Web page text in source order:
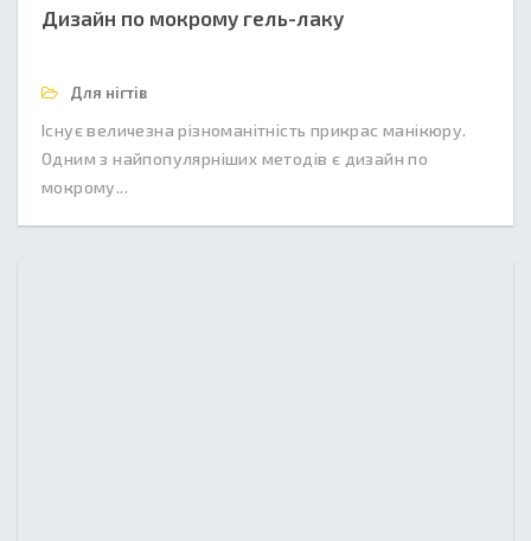
Дизайн по мокрому гель-лаку
Для нігтів
Існує величезна різноманітність прикрас манікюру.
Одним з найпопулярніших методів є дизайн по
мокрому...